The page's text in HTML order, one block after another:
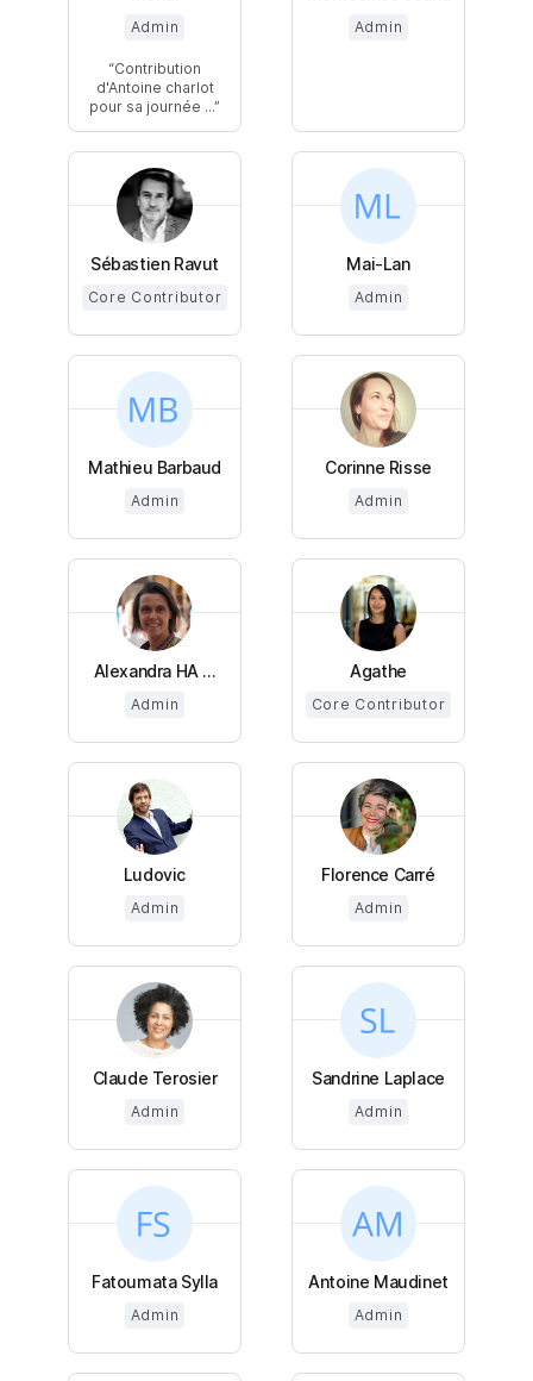
Admin
Contribution
d'Antoine charlot
pour sa journée ...
Admin
Sébastien Ravut
Core Contributor
Mai-Lan
Admin
Mathieu Barbaud
Admin
Corinne Risse
Admin
Alexandra HA ...
Admin
Agathe
Core Contributor
Ludovic
Admin
Florence Carré
Admin
Claude Terosier
Admin
Sandrine Laplace
Admin
Fatoumata Sylla
Admin
Antoine Maudinet
Admin